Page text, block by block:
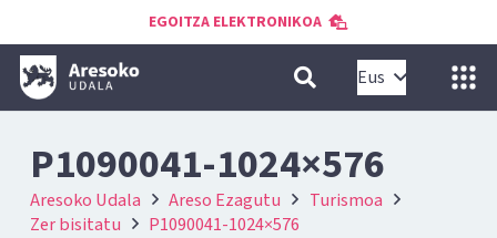
EGOITZA ELEKTRONIKOA
Eus
P1090041-1024×576
Aresoko Udala Areso Ezagutu
Turismoa
Zer bisitatu
P1090041-1024×576